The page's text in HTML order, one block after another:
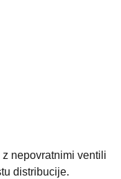
nepovratnimi ventili
distribucije.